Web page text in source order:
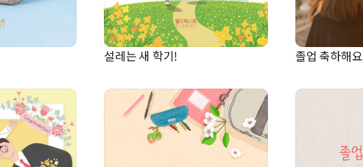
설레는 새 학기! 졸업 축하해요